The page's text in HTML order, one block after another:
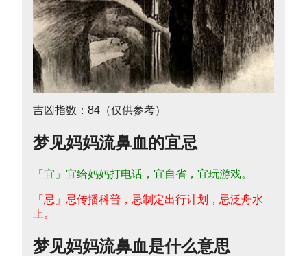
吉凶指数：84（仅供参考）
梦见妈妈流鼻血的宜忌
「宜」宜给妈妈打电话，宜自省，宜玩游戏。
「忌」忌传播科普，忌制定出行计划，忌泛舟水
上。
梦见妈妈流鼻血是什么意思